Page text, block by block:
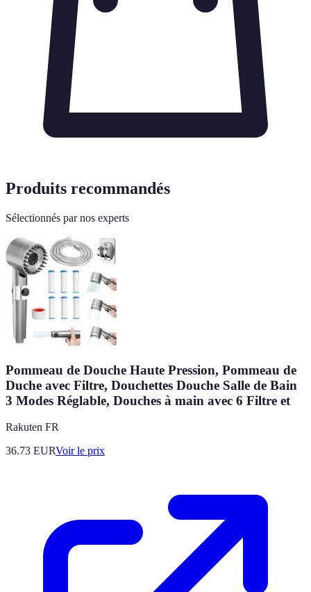
Produits recommandés
Sélectionnés par nos experts
Pommeau de Douche Haute Pression, Pommeau de
Duche avec Filtre, Douchettes Douche Salle de Bain
3 Modes Réglable, Douches à main avec 6 Filtre et
Rakuten FR
36.73 EURVoir le prix